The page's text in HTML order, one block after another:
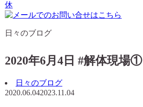
日々のブログ
2020年6月4日 #解体現場①
日々のブログ
2020.06.042023.11.04